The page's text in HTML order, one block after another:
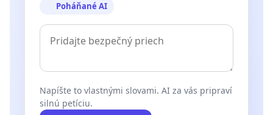
Poháňané AI
Napíšte to vlastnými slovami. AI za vás pripraví
silnú petíciu.